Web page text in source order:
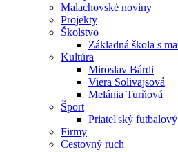
Malachovské noviny
Projekty
Školstvo
Základná škola s
Kultúra
Miroslav Bárdi
Viera Solivajsová
Melánia Turňová
Šport
Priateľský futbalový
Firmy
Cestovný ruch